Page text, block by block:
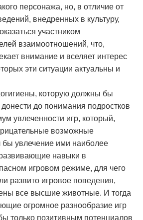
персонажа, но, в отличие от
внедренных в культуру,
участником
взаимоотношений, что,
внимание и вселяет интерес
эти ситуации актуальны и
которую должны бы
до понимания подростков
увлеченности игр, который,
возможные
бы увлечение ими наиболее
навыки в
игровом режиме, для чего
развито игровое поведения,
все высшие животные. И тогда
огромное разнообразие игр
только позитивным потенциалов